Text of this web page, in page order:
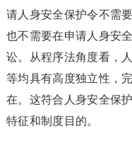
请人身安全保护令不需
也不需要在申请人身安
讼。从程序法角度看，
等均具有高度独立性，
在。这符合人身安全保
特征和制度目的。